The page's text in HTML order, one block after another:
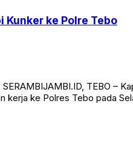
ke Polre Tebo
TEBO –
ke Polres Tebo pada